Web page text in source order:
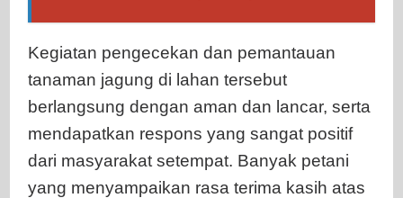
Kegiatan pengecekan dan pemantauan
tanaman jagung di lahan tersebut
berlangsung dengan aman dan lancar, serta
mendapatkan respons yang sangat positif
dari masyarakat setempat. Banyak petani
yang menyampaikan rasa terima kasih atas